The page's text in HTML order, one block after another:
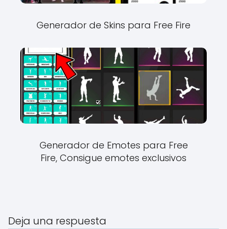
Generador de Skins para Free Fire
Generador de Emotes para Free
Fire, Consigue emotes exclusivos
Deja una respuesta